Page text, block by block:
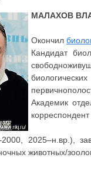
МАЛАХОВ
Окончил
Кандидат
Академик
корреспондент
2025–н.вр.),
животных/